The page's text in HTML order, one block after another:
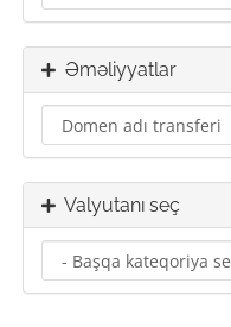
Əməliyyatlar
Valyutanı seç